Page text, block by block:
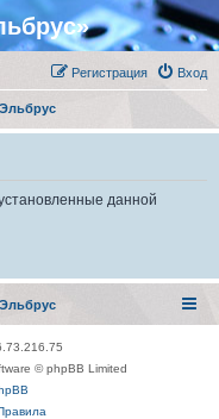
Вход
Регистрация
данной
© phpBB Limited